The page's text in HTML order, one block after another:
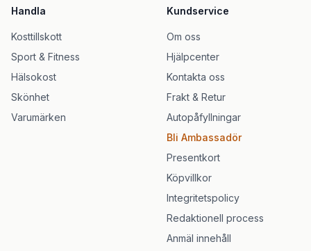
Handla
Kosttillskott
Sport & Fitness
Hälsokost
Skönhet
Varumärken
Kundservice
Om oss
Hjälpcenter
Kontakta oss
Frakt & Retur
Autopåfyllningar
Bli Ambassadör
Presentkort
Köpvillkor
Integritetspolicy
Redaktionell process
Anmäl innehåll